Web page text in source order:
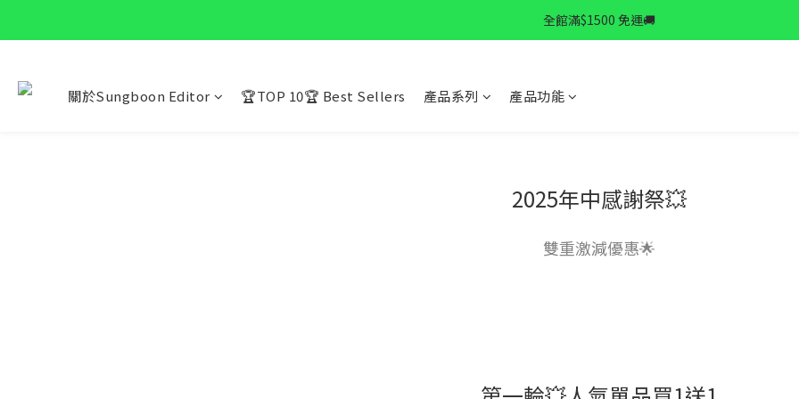
✨逆齡秘訣✨ 拉提精華限時特惠中
全館滿$1500 免運🚚
關於Sungboon Editor 🏆TOP 10🏆 Best Sellers 產品系列 產品功能
2025年中感謝祭💥
雙重激減優惠🌟